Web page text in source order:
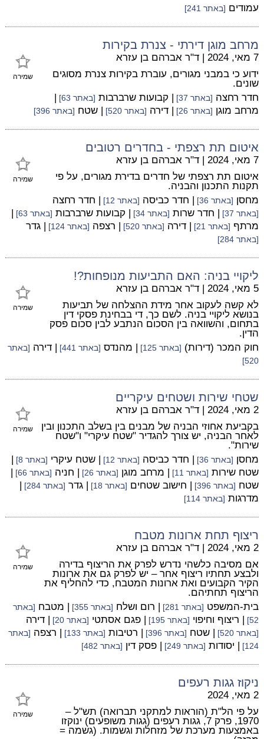
עמודים [באתר 241]
מרחב מוגן דירתי - צנרת בקירות
שמירה
7 מאי, 2024 | ד"ר אברהם בן עזרא
ידוע כי במבני מגורים, עוברת בקירות צנרת מסוגים
שונים.
חדר רחצה [באתר 37] | קבועות שרברבות [באתר 63]
|
מרחב מוגן [באתר 26] | דירה [באתר 520] | שטח [באתר 396]
איטום תת רצפתי - בחדרים רטובים
שמירה
7 מאי, 2024 | ד"ר אברהם בן עזרא
איטום תת רצפתי של חדרים בדירת מגורים, על פי
תקנות התכנון והבניה.
מחסן [באתר 36] | חדר כביסה [באתר 12] | חדר רחצה
[באתר 37] | חדר שרות [באתר 34] | קבועות שרברבות [באתר 63]
|
מרתף [באתר 21] | דירה [באתר 520] | רצפה [באתר 124] | גדר
[באתר 284]
ליקויי בניה: האם התביעות מנופחות?!
שמירה
5 מאי, 2024 | ד"ר אברהם בן עזרא
לא קשה לעקוב אחר מידת ההצלחה של תביעות
בנושא ליקויי בניה. לשם כך, די בבחינת פסקי דין
בתחום, והשוואה בין הסכום הנתבע לבין סכום פסק
הדין.
חוק המכר (דירות) [באתר 125] | מהנדס [באתר 441] | דירה [באתר
520]
שטחי שירות ושטחים עיקריים
שמירה
2 מאי, 2024 | ד"ר אברהם בן עזרא
בקביעת אחוזי הבניה של מבנים בין בשלב התכנון ובין
לאחר הבניה, יש צורך להגדיר "שטח עיקרי" ו"שטח
שירות".
מחסן [באתר 36] | חדר כביסה [באתר 12] | שטח עיקרי [באתר 8]
|
שטח שירות [באתר 11] | מרחב מוגן [באתר 26] | חניה [באתר 66]
|
שטח [באתר 396] | חישוב שטחים [באתר 18] | גדר [באתר 284]
|
מדרגות [באתר 114]
ריצוף תחת ארונות מטבח
שמירה
2 מאי, 2024 | ד"ר אברהם בן עזרא
אם מסיבה כלשהי נדרש לפרק את הריצוף בדירה
ולבצע תחתיו ריצוף אחר – יש לפרק גם את ארונות
הקיר הקבועים ואת ארונות המטבח, כדי להחליף את
הריצוף תחתיהם.
בית-המשפט [באתר 281] | רום ושלח [באתר 355] | מטבח [באתר
52]
| ריצוף וחיפוי [באתר 195] | פגם אסתטי [באתר 20] | דירה
[באתר 520] | שטח [באתר 396] | רטיבות [באתר 133] | רצפה [באתר
124]
| יסודות [באתר 249] | פסק דין [באתר 482]
ניקוז גגות רעפים
שמירה
2 מאי, 2024
על פי הל"ת (הוראות למתקני תברואה) תש"ל –
1970, פרק 7, גגות רעפים (גגות משופעים) ינוקזו
באמצעות מערכת של מזחלות וגשמות. (גשמה =